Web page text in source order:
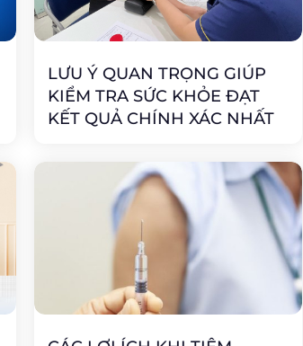
LƯU Ý QUAN TRỌNG GIÚP
KIỂM TRA SỨC KHỎE ĐẠT
KẾT QUẢ CHÍNH XÁC NHẤT